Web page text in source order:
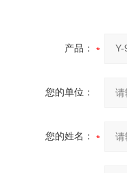
产品：
您的单位：
您的姓名：